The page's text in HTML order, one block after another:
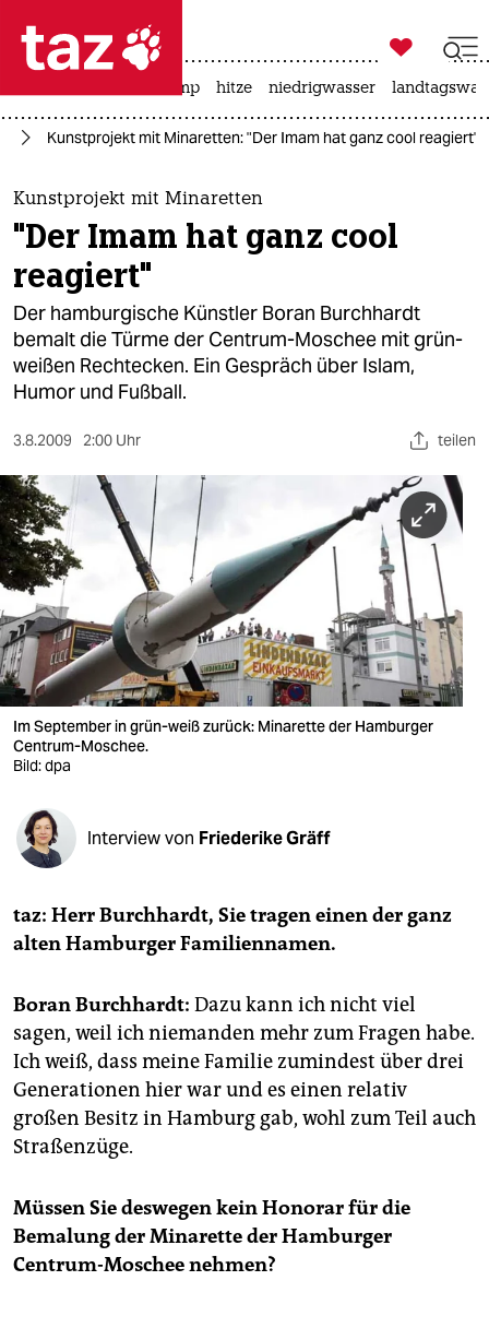
 taz zahl ich
taz zahl ich
themen
politik
öko
gesellschaft
kultur
sport
berlin
nord
wahrheit
verlag
verlag
veranstaltungen
shop
fragen & hilfe
unterstützen
genossenschaft

taz zahl ich
usa unter trump hitze niedrigwasser
Kunstprojekt mit Minaretten: "Der Imam hat ganz cool reagiert"
Kunstprojekt mit Minaretten
"Der Imam hat ganz cool
reagiert"
Der hamburgische Künstler Boran Burchhardt
bemalt die Türme der Centrum-Moschee mit grün-
weißen Rechtecken. Ein Gespräch über Islam,
Humor und Fußball.
3.8.2009 2:00 Uhr teilen
Im September in grün-weiß zurück: Minarette der Hamburger
Centrum-Moschee.
Bild: dpa
Interview von Friederike Gräff
taz: Herr Burchhardt, Sie tragen einen der ganz
alten Hamburger Familiennamen.
Boran Burchhardt: Dazu kann ich nicht viel
sagen, weil ich niemanden mehr zum Fragen habe.
Ich weiß, dass meine Familie zumindest über drei
Generationen hier war und es einen relativ
großen Besitz in Hamburg gab, wohl zum Teil auch
Straßenzüge.
Müssen Sie deswegen kein Honorar für die
Bemalung der Minarette der Hamburger
Centrum-Moschee nehmen?